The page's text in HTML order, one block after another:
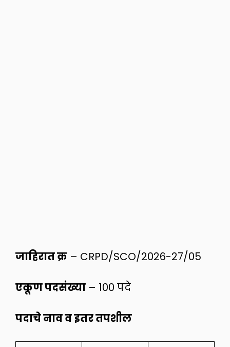
जाहिरात क्र – CRPD/SCO/2026-27/05
एकूण पदसंख्या – 100 पदे
पदाचे नाव व इतर तपशील